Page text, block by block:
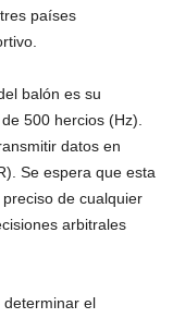
países
balón es su
500 hercios (Hz).
datos en
Se espera que esta
de cualquier
arbitrales
determinar el